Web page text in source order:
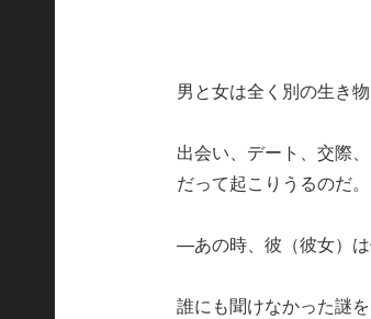
男と女は全く別の生き
出会い、デート、交際
だって起こりうるのだ。
—あの時、彼（彼女）
誰にも聞けなかった謎